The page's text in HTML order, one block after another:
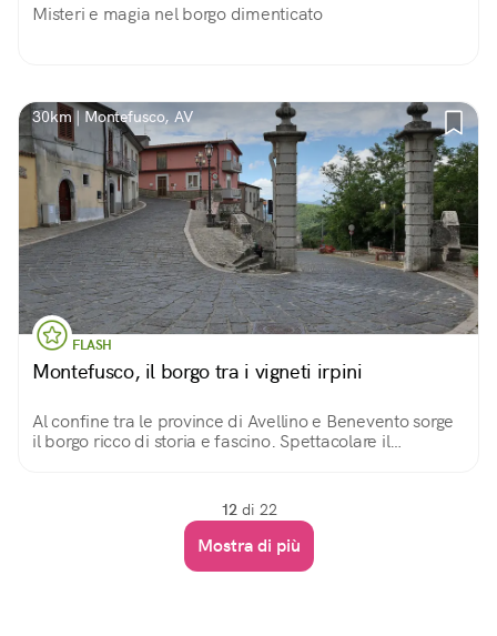
Misteri e magia nel borgo dimenticato
30km | Montefusco, AV
FLASH
Montefusco, il borgo tra i vigneti irpini
Al confine tra le province di Avellino e Benevento sorge
il borgo ricco di storia e fascino. Spettacolare il
12 di 22
Mostra di più